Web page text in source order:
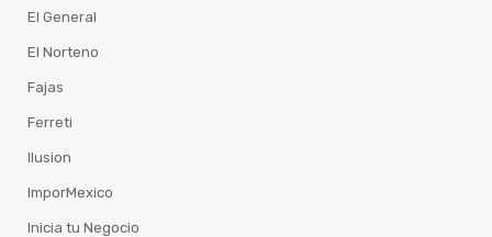
El General
El Norteno
Fajas
Ferreti
Ilusion
ImporMexico
Inicia tu Negocio